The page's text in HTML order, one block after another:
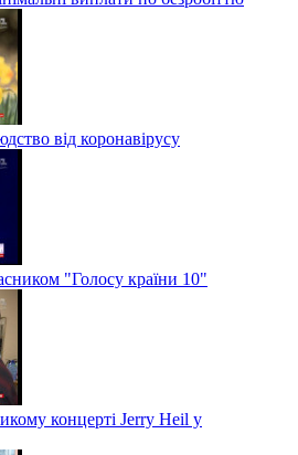
від коронавірусу
"Голосу країни 10"
концерті Jerry Heil у